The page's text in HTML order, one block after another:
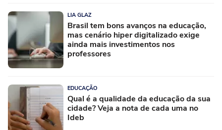
LIA GLAZ
Brasil tem bons avanços na educação,
mas cenário hiper digitalizado exige
ainda mais investimentos nos
professores
EDUCAÇÃO
Qual é a qualidade da educação da sua
cidade? Veja a nota de cada uma no
Ideb